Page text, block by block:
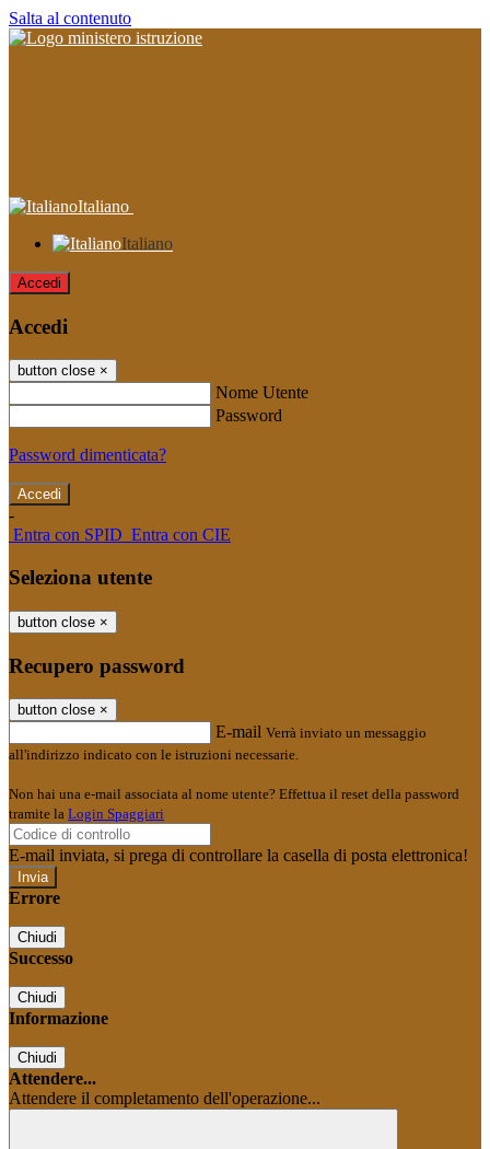
Salta al contenuto
Italiano
Italiano
Accedi
Accedi
button close ×
Nome Utente
Password
Password dimenticata?
-
Entra con SPID Entra con CIE
Seleziona utente
button close ×
Recupero password
button close ×
E-mail Verrà inviato un messaggio
all'indirizzo indicato con le istruzioni necessarie.
Non hai una e-mail associata al nome utente? Effettua il reset della password
tramite la Login Spaggiari
E-mail inviata, si prega di controllare la casella di posta elettronica!
Errore
Chiudi
Successo
Chiudi
Informazione
Chiudi
Attendere...
Attendere il completamento dell'operazione...